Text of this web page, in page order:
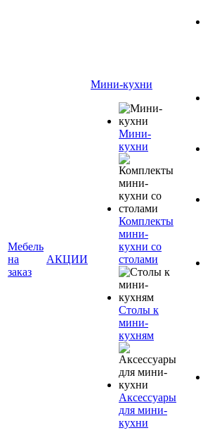
Мебель
на
заказ
АКЦИИ
Мини-кухни
Мини-
кухни
Комплекты
мини-
кухни со
столами
Столы к
мини-
кухням
Аксессуары
для мини-
кухни